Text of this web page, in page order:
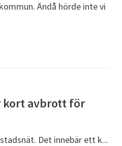
Ändå hörde inte vi
kort avbrott för
Det innebär ett k...